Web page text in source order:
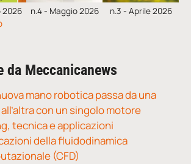
2026 n.4 - Maggio 2026 n.3 - Aprile 2026
da Meccanicanews
mano robotica passa da una
con un singolo motore
tecnica e applicazioni
della fluidodinamica
(CFD)